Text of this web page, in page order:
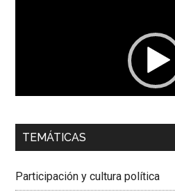
00:00
Dra. Carolina Corcho Mejía,
Colombiana
TEMÁTICAS
Participación y cultura política